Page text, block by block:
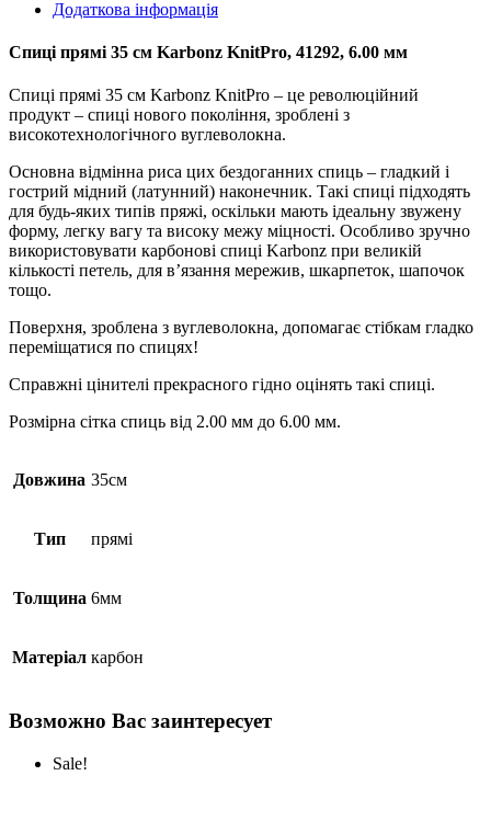
Додаткова інформація
Спиці прямі 35 см Karbonz KnitPro, 41292, 6.00 мм
Спиці прямі 35 см Karbonz KnitPro – це революційний
продукт – спиці нового покоління, зроблені з
високотехнологічного вуглеволокна.
Основна відмінна риса цих бездоганних спиць – гладкий і
гострий мідний (латунний) наконечник. Такі спиці підходять
для будь-яких типів пряжі, оскільки мають ідеальну звужену
форму, легку вагу та високу межу міцності. Особливо зручно
використовувати карбонові спиці Karbonz при великій
кількості петель, для в’язання мережив, шкарпеток, шапочок
тощо.
Поверхня, зроблена з вуглеволокна, допомагає стібкам гладко
переміщатися по спицях!
Справжні цінителі прекрасного гідно оцінять такі спиці.
Розмірна сітка спиць від 2.00 мм до 6.00 мм.
Довжина 35см
Тип прямі
Толщина 6мм
Матеріал карбон
Возможно Вас заинтересует
Sale!